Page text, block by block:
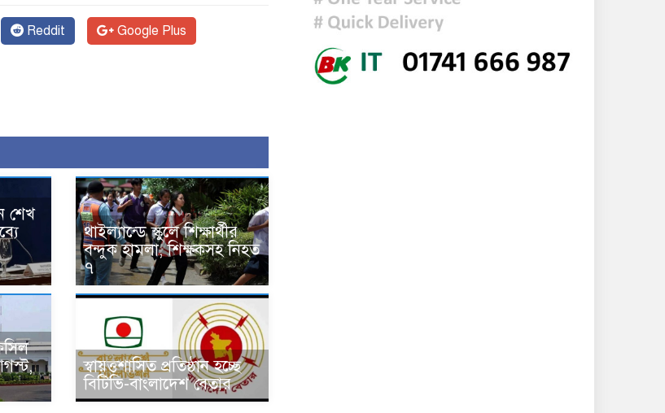
Reddit Google Plus
শেখ
থাইল্যান্ডে স্কুলে শিক্ষার্থীর
বন্দুক হামলা, শিক্ষকসহ নিহত
৭
স্বায়ত্তশাসিত প্রতিষ্ঠান হচ্ছে
বিটিভি-বাংলাদেশ বেতার